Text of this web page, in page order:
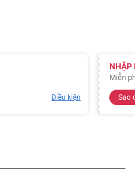
Điều kiện
NHẬP
Miễn
Sao